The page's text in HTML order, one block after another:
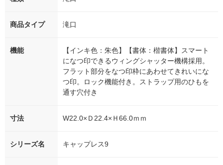
商品タイプ 滝口
機能
【インキ色：朱色】【書体：楷書体】スマート
になつ印できるウィングシャッター機構採用。
フラット部分をなつ印枠にあわせてきれいにな
つ印。ロック機能付き。ストラップ用のひもを
通す穴付き
寸法 W22.0×Ｄ22.4×Ｈ66.0ｍｍ
シリーズ名 キャップレス9